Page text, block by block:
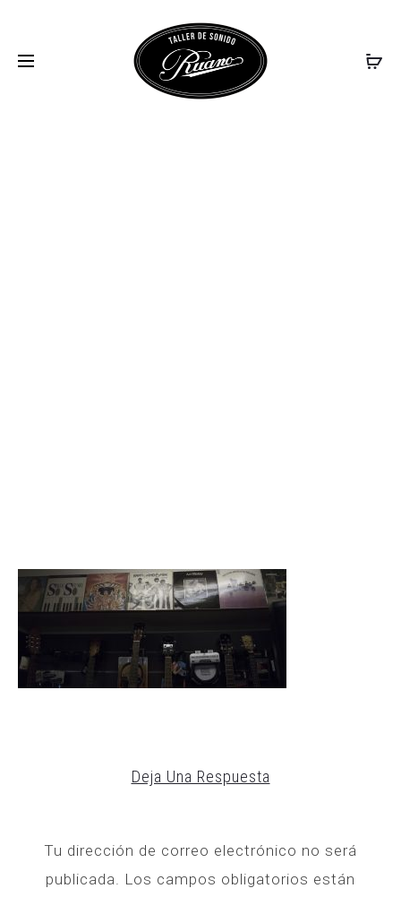
Deja Una Respuesta
Tu dirección de correo electrónico no será
publicada.
Los campos obligatorios están